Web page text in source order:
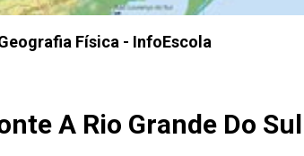
Física - InfoEscola
A Rio Grande Do Sul